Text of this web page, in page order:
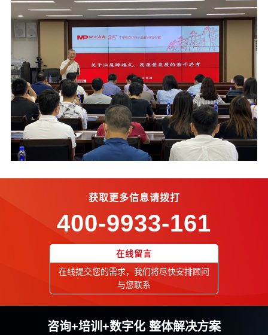
获取更多信息请拨打
400-9933-161
在线留言
在线提交您的需求，我们将尽快安排顾问
与您联系
咨询+培训+数字化 整体解决方案